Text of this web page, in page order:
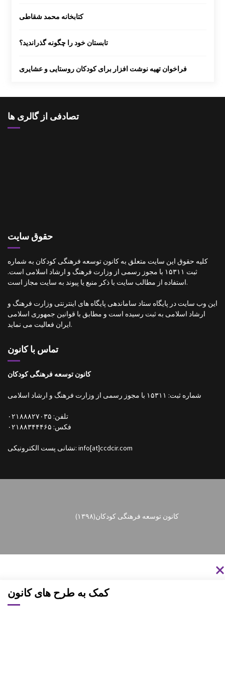
کتابخانه محمد شقاطی
تابستان خود را چگونه گذراندید؟
فراخوان تهیه نوشت افزار برای کودکان روستایی و عشایری
تصادفی از گالری ها
حقوق سایت
کلیه حقوق این سایت متعلق به کانون توسعه فرهنگی کودکان به شماره
ثبت ۱۵۳۱۱ با مجوز رسمی از وزارت فرهنگ و ارشاد اسلامی است.
استفاده از مطالب سایت با ذکر منبع یا پیوند به سایت مجاز است.
این وب سایت در پایگاه ستاد ساماندهی پایگاه های اینترنتی وزارت فرهنگ و
ارشاد اسلامی به ثبت رسیده است و مطابق با قوانین جمهوری اسلامی
ایران فعالیت می نماید.
تماس با کانون
کانون توسعه فرهنگی کودکان
شماره ثبت: ۱۵۳۱۱ با مجوز رسمی از وزارت فرهنگ و ارشاد اسلامی
تلفن: ۰۲۱۸۸۸۲۷۰۳۵
فکس: ۰۲۱۸۸۳۴۴۴۶۵
نشانی پست الکترونیکی: info[at]ccdcir.com
کانون توسعه فرهنگی کودکان(۱۳۹۸)
کمک به طرح های کانون